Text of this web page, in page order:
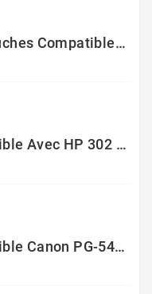
Pack 2 Cartouches Compatible Avec HP 301 XL Noir Et Couleur
Pack Compatible Avec HP 302 XL Noir Et Couleur - SANS NIVEAU ENCRE
Pack Compatible Canon PG-540 XL / CL-541 XL – Noir & Couleur – Haute Capacité